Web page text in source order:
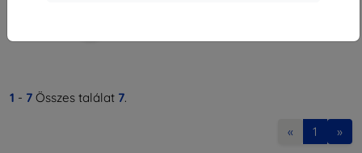
1 - 7 Összes találat 7.
« 1 »